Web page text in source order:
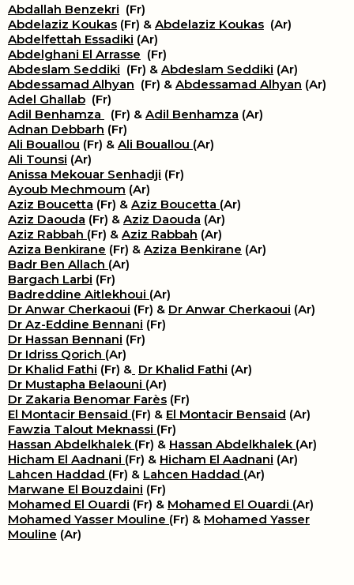
Abdallah Benzekri (Fr)
Abdelaziz Koukas (Fr) & Abdelaziz Koukas (Ar)
Abdelfettah Essadiki (Ar)
Abdelghani El Arrasse (Fr)
Abdeslam Seddiki (Fr) & Abdeslam Seddiki (Ar)
Abdessamad Alhyan (Fr) & Abdessamad Alhyan (Ar)
Adel Ghallab (Fr)
Adil Benhamza
(Fr) & Adil Benhamza (Ar)
Adnan Debbarh (Fr)
Ali Bouallou (Fr) & Ali Bouallou (Ar)
Ali Tounsi (Ar)
Anissa Mekouar Senhadji (Fr)
Ayoub Mechmoum (Ar)
Aziz Boucetta (Fr) & Aziz Boucetta (Ar)
Aziz Daouda (Fr) & Aziz Daouda (Ar)
Aziz Rabbah (Fr) & Aziz Rabbah (Ar)
Aziza Benkirane (Fr) & Aziza Benkirane (Ar)
Badr Ben Allach (Ar)
Bargach Larbi (Fr)
Badreddine Aitlekhoui (Ar)
Dr Anwar Cherkaoui (Fr) & Dr Anwar Cherkaoui (Ar)
Dr Az-Eddine Bennani (Fr)
Dr Hassan Bennani (Fr)
Dr Idriss Qorich (Ar)
Dr Khalid Fathi (Fr) & Dr Khalid Fathi (Ar)
Dr Mustapha Belaouni (Ar)
Dr Zakaria Benomar Farès (Fr)
El Montacir Bensaid (Fr) & El Montacir Bensaid (Ar)
Fawzia Talout Meknassi (Fr)
Hassan Abdelkhalek (Fr) & Hassan Abdelkhalek (Ar)
Hicham El Aadnani (Fr) & Hicham El Aadnani (Ar)
Lahcen Haddad (Fr) & Lahcen Haddad (Ar)
Marwane El Bouzdaini (Fr)
Mohamed El Ouardi (Fr) & Mohamed El Ouardi (Ar)
Mohamed Yasser Mouline (Fr) & Mohamed Yasser
Mouline (Ar)